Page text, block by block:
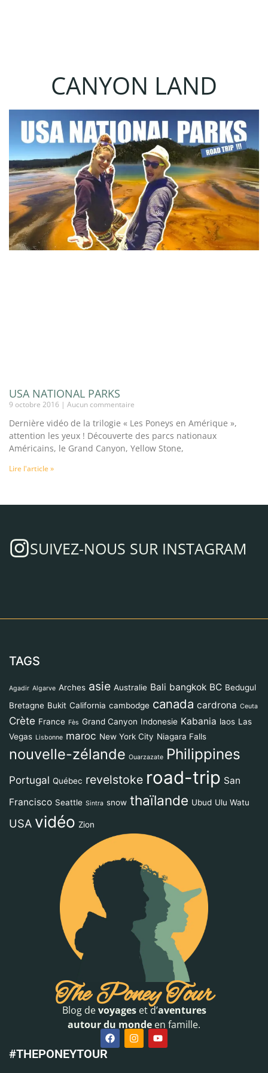
CANYON LAND
USA NATIONAL PARKS
9 octobre 2016 Aucun commentaire
Dernière vidéo de la trilogie « Les Poneys en Amérique »,
attention les yeux ! Découverte des parcs nationaux
Américains, le Grand Canyon, Yellow Stone,
Lire l'article »
SUIVEZ-NOUS SUR INSTAGRAM
TAGS
Agadir Algarve Arches asie Australie Bali bangkok BC Bedugul
Bretagne Bukit California cambodge canada cardrona Ceuta
Crète France Fès Grand Canyon Indonesie Kabania laos Las
Vegas Lisbonne maroc New York City Niagara Falls
nouvelle-zélande Ouarzazate Philippines
Portugal Québec revelstoke road-trip San
Francisco Seattle Sintra snow thaïlande Ubud Ulu Watu
USA vidéo Zion
The Poney Tour
Blog devoyageset d’aventures
autour du monde en famille.
#THEPONEYTOUR